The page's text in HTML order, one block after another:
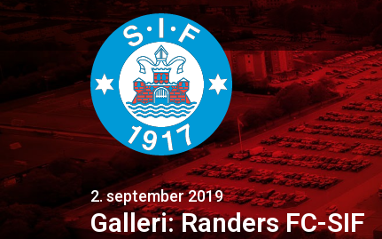
2. september 2019
Galleri: Randers FC-SIF